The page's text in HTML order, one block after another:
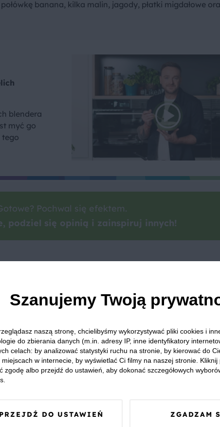
banana, kilka malin, jagody, płatki migdałowe
blendera
myć go
tego
Pochwal się efektem.
podziel się opinią i zainspiruj innych!
Was zapewnić, że publikowane opinie pochodzą od
Szanujemy Twoją
naszą stronę, chcielibyśmy wykorzystywać pliki cookies i
do zbierania danych (m.in. adresy IP, inne identyfikatory
celach: by analizować statystyki ruchu na stronie, by kierować do
miejscach w internecie, by wyświetlać Ci filmy na naszej stronie. Kliknij
zgodę albo przejdź do ustawień, aby dokonać szczegółowych
PRZEJDŹ DO USTAWIEŃ ZGADZAM